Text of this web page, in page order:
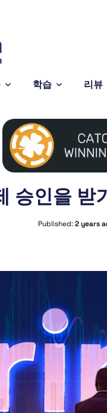
학습 리뷰
승인을 받
Published:2 years